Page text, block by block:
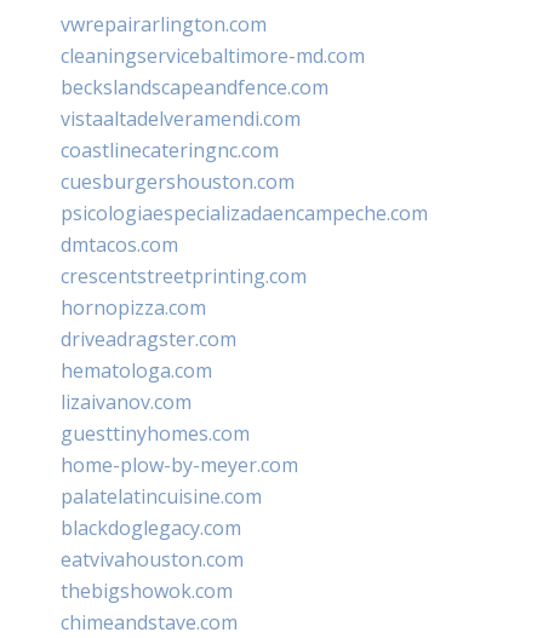
vwrepairarlington.com
cleaningservicebaltimore-md.com
beckslandscapeandfence.com
vistaaltadelveramendi.com
coastlinecateringnc.com
cuesburgershouston.com
psicologiaespecializadaencampeche.com
dmtacos.com
crescentstreetprinting.com
hornopizza.com
driveadragster.com
hematologa.com
lizaivanov.com
guesttinyhomes.com
home-plow-by-meyer.com
palatelatincuisine.com
blackdoglegacy.com
eatvivahouston.com
thebigshowok.com
chimeandstave.com